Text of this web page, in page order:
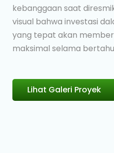
kebanggaan saat
visual bahwa investasi
yang tepat akan
maksimal selama
Lihat Galeri Proyek